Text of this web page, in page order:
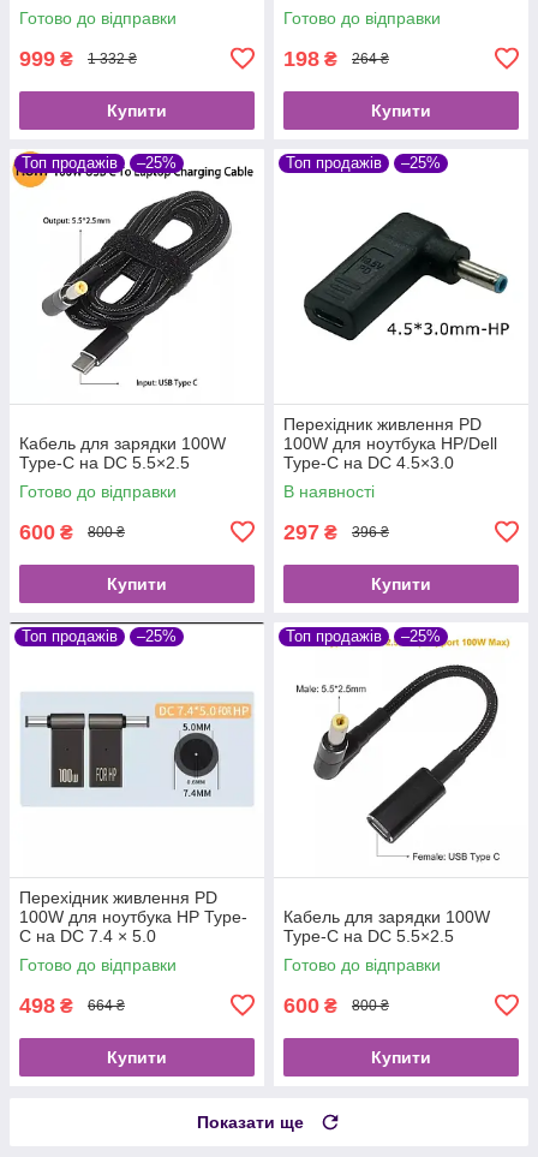
Готово до відправки
999 ₴ 1 332 ₴
Купити
Готово до відправки
198 ₴ 264 ₴
Купити
Топ продажів –25%
Кабель для зарядки 100W
Type-C на DC 5.5×2.5
Готово до відправки
600 ₴ 800 ₴
Купити
Топ продажів –25%
Перехідник живлення PD
100W для ноутбука HP/Dell
Type-C на DC 4.5×3.0
В наявності
297 ₴ 396 ₴
Купити
Топ продажів –25%
Перехідник живлення PD
100W для ноутбука HP Type-
C на DC 7.4 × 5.0
Готово до відправки
498 ₴ 664 ₴
Купити
Топ продажів –25%
Кабель для зарядки 100W
Type-C на DC 5.5×2.5
Готово до відправки
600 ₴ 800 ₴
Купити
Показати ще